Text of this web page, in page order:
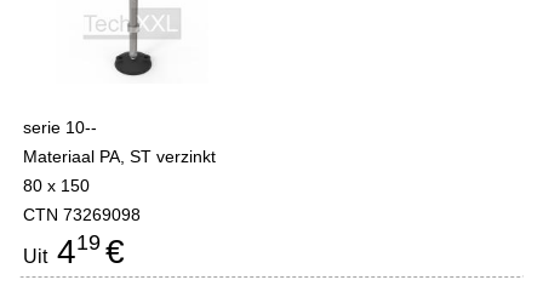
serie 10--
Materiaal PA, ST verzinkt
80 x 150
CTN 73269098
Uit419 €